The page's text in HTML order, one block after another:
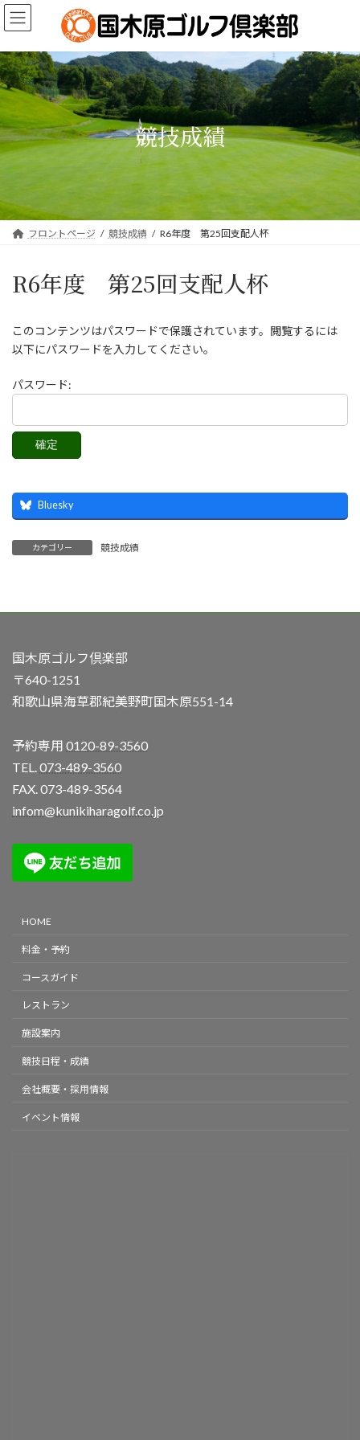
コ
ン
ン
ツ
へ
キ
ッ
プ
ナ
ビ
ー
シ
ョ
に
移
動
競技成績
フロントページ 競技成績 R6年度 第25回支配人杯
R6年度 第25回支配人杯
このコンテンツはパスワードで保護されています。閲覧するには
以下にパスワードを入力してください。
パスワード:
Bluesky
カテゴリー 競技成績
国木原ゴルフ倶楽部
〒640-1251
和歌山県海草郡紀美野町国木原551-14
予約専用 0120-89-3560
TEL.073-489-3560
FAX. 073-489-3564
infom@kunikiharagolf.co.jp
HOME
料金・予約
コースガイド
レストラン
施設案内
競技日程・成績
会社概要・採用情報
イベント情報